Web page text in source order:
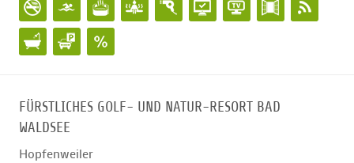
FÜRSTLICHES GOLF- UND NATUR-RESORT BAD
WALDSEE
Hopfenweiler